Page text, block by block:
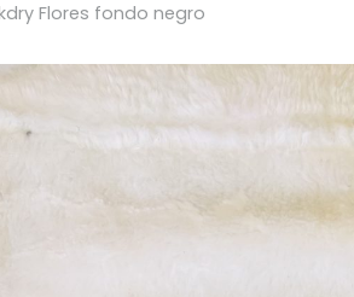
Flores fondo negro